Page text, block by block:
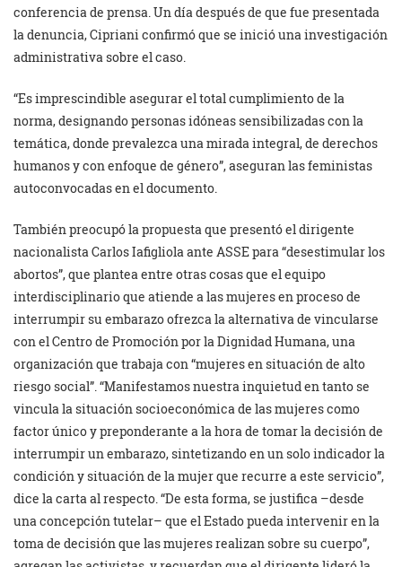
conferencia de prensa. Un día después de que fue presentada
la denuncia, Cipriani confirmó que se inició una investigación
administrativa sobre el caso.
“Es imprescindible asegurar el total cumplimiento de la
norma, designando personas idóneas sensibilizadas con la
temática, donde prevalezca una mirada integral, de derechos
humanos y con enfoque de género”, aseguran las feministas
autoconvocadas en el documento.
También preocupó la propuesta que presentó el dirigente
nacionalista Carlos Iafigliola ante ASSE para “desestimular los
abortos”, que plantea entre otras cosas que el equipo
interdisciplinario que atiende a las mujeres en proceso de
interrumpir su embarazo ofrezca la alternativa de vincularse
con el Centro de Promoción por la Dignidad Humana, una
organización que trabaja con “mujeres en situación de alto
riesgo social”. “Manifestamos nuestra inquietud en tanto se
vincula la situación socioeconómica de las mujeres como
factor único y preponderante a la hora de tomar la decisión de
interrumpir un embarazo, sintetizando en un solo indicador la
condición y situación de la mujer que recurre a este servicio”,
dice la carta al respecto. “De esta forma, se justifica –desde
una concepción tutelar– que el Estado pueda intervenir en la
toma de decisión que las mujeres realizan sobre su cuerpo”,